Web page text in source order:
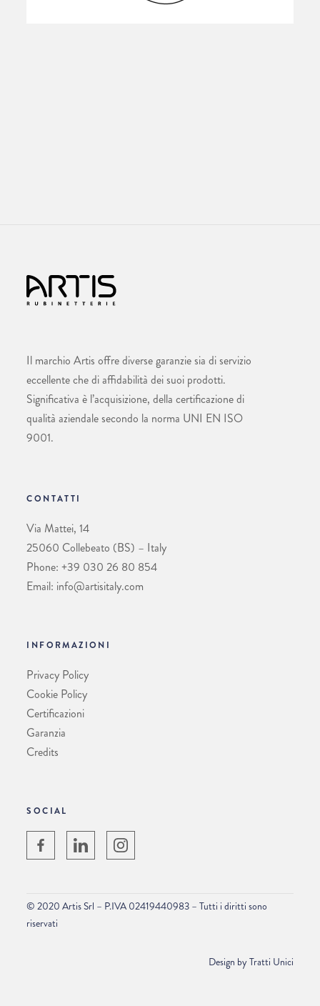
Il marchio Artis offre diverse garanzie sia di servizio
eccellente che di affidabilità dei suoi prodotti.
Significativa è l’acquisizione, della certificazione di
qualità aziendale secondo la norma UNI EN ISO
9001.
CONTATTI
Via Mattei, 14
25060 Collebeato (BS) – Italy
Phone: +39 030 26 80 854
Email: info@artisitaly.com
INFORMAZIONI
Privacy Policy
Cookie Policy
Certificazioni
Garanzia
Credits
SOCIAL
© 2020 Artis Srl – P.IVA 02419440983 – Tutti i diritti sono
riservati
Design byTratti Unici